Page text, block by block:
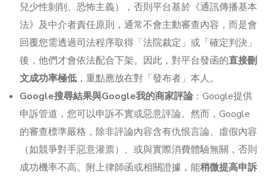
兒少性剝削、恐怖主義），否則平台基於《通訊傳播基本
法》及中介者責任原則，通常不會主動審查內容，而是會
回覆您需透過司法程序取得「法院裁定」或「確定判決」
後，他們才會依法配合下架。因此，對平台發函的直接刪
文成功率極低 ，重點應放在對「發布者」本人。
Google搜尋結果與Google我的商家評論 ：Google提供
申訴管道，您可以申訴不實或惡意評論。然而，Google
的審查標準嚴格，除非評論內容含有仇恨言論、虛假內容
（如競爭對手惡意灌票）、或與實際消費體驗無關，否則
成功機率不高。附上律師函或相關證據，能稍微提高申訴